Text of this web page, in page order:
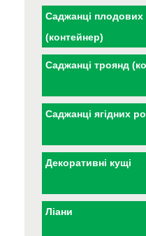
Саджанці плодових
(контейнер)
Саджанці троянд
Саджанці ягідних
Декоративні кущі
Ліани